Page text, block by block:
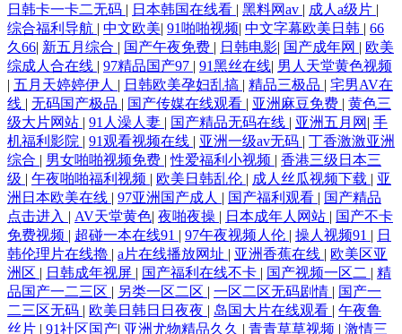
日韩卡一卡二无码 | 日本韩国在线看 | 黑料网av | 成人a级片 |
综合福利导航 | 中文欧美| 91啪啪视频| 中文字幕欧美日韩 | 66
久66| 新五月综合 | 国产午夜免费 | 日韩电影| 国产成年网 | 欧美
综成人合在线 | 97精品国产97 | 91黑丝在线| 男人天堂黄色视频
| 五月天婷婷伊人 | 日韩欧美孕妇乱搞 | 精品三极品 | 宅男AV在
线 | 无码国产极品 | 国产传媒在线观看 | 亚洲麻豆免费 | 黄色三
级大片网站 | 91人澡人妻 | 国产精品无码在线 | 亚洲五月网 | 手
机福利影院 | 91观看视频在线 | 亚洲一级av无码 | 丁香激激亚洲
综合 | 男女啪啪视频免费 |性爱福利小视频 | 香港三级日本三
级 | 午夜啪啪福利视频 | 欧美日韩乱伦 | 成人丝瓜视频下载 | 亚
洲日本欧美在线 | 97亚洲国产成人 | 国产福利观看 | 国产精品
点击进入 | AV天堂黄色| 夜啪夜操 | 日本成年人网站 | 国产不卡
免费视频 | 超碰一本在线91 | 97午夜视频人伦 | 操人视频91 | 日
韩伦理片在线擼 | a片在线播放网址 | 亚洲香蕉在线 | 欧美区亚
洲区 | 日韩成年视屏 | 国产福利在线不卡 | 国产视频一区二 | 精
品国产一二三区 | 另类一区二区 | 一区二区无码剧情 | 国产一
二三区无码 | 欧美日韩日日夜夜 | 岛国大片在线观看 | 午夜鲁
丝片 | 91社区国产| 亚洲尤物精品久久 | 青青草草视频 | 激情三